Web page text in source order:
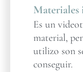
Es un
material,
utilizo son
conseguir.